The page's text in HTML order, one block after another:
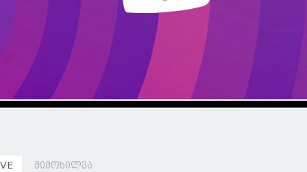
მიმოხილვა